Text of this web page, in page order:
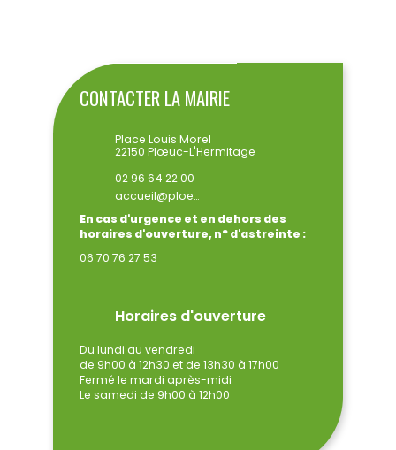
CONTACTER LA MAIRIE
Place Louis Morel
22150 Plœuc-L'Hermitage
02 96 64 22 00
accueil@ploeuclhermitage.bzh
En cas d'urgence et en dehors des
horaires d'ouverture, n° d'astreinte :
06 70 76 27 53
Horaires d'ouverture
Du lundi au vendredi
de 9h00 à 12h30 et de 13h30 à 17h00
Fermé le mardi après-midi
Le samedi de 9h00 à 12h00